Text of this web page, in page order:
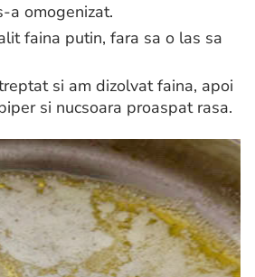
a omogenizat.
faina putin, fara sa o las sa
si am dizolvat faina, apoi
si nucsoara proaspat rasa.